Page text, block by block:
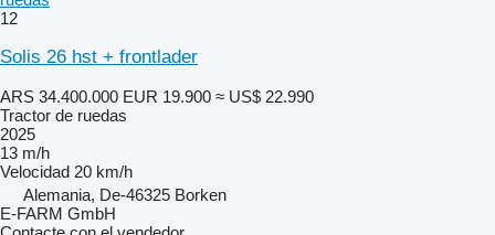
12
Solis 26 hst + frontlader
ARS 34.400.000 EUR 19.900 ≈ US$ 22.990
Tractor de ruedas
2025
13 m/h
Velocidad 20 km/h
Alemania, De-46325 Borken
E-FARM GmbH